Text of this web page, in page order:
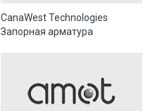
CanaWest Technologies
Запорная арматура